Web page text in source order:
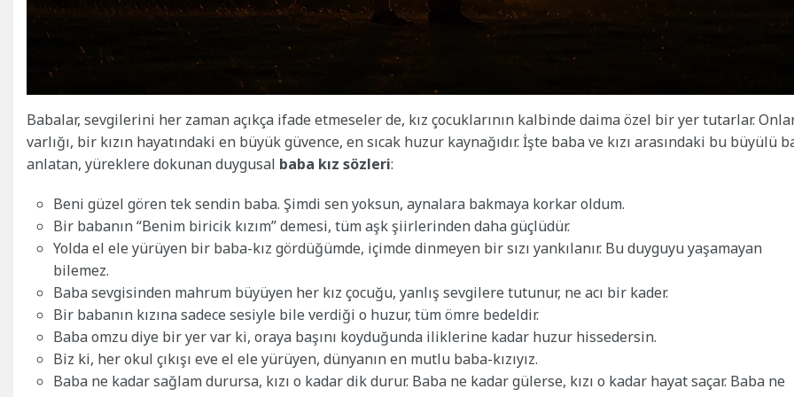
Babalar, sevgilerini her zaman açıkça ifade etmeseler de, kız çocuklarının kalbinde daima özel bir yer tutarlar.
varlığı, bir kızın hayatındaki en büyük güvence, en sıcak huzur kaynağıdır. İşte baba ve kızı arasındaki bu büyülü
anlatan, yüreklere dokunan duygusal baba kız sözleri:
Beni güzel gören tek sendin baba. Şimdi sen yoksun, aynalara bakmaya korkar oldum.
Bir babanın “Benim biricik kızım” demesi, tüm aşk şiirlerinden daha güçlüdür.
Yolda el ele yürüyen bir baba-kız gördüğümde, içimde dinmeyen bir sızı yankılanır. Bu duyguyu yaşamayan
bilemez.
Baba sevgisinden mahrum büyüyen her kız çocuğu, yanlış sevgilere tutunur, ne acı bir kader.
Bir babanın kızına sadece sesiyle bile verdiği o huzur, tüm ömre bedeldir.
Baba omzu diye bir yer var ki, oraya başını koyduğunda iliklerine kadar huzur hissedersin.
Biz ki, her okul çıkışı eve el ele yürüyen, dünyanın en mutlu baba-kızıyız.
Baba ne kadar sağlam durursa, kızı o kadar dik durur. Baba ne kadar gülerse, kızı o kadar hayat saçar. Baba ne